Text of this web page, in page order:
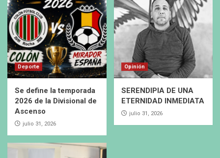
Deporte
Se define la temporada
2026 de la Divisional de
Ascenso
julio 31, 2026
Opinión
SERENDIPIA DE UNA
ETERNIDAD INMEDIATA
julio 31, 2026